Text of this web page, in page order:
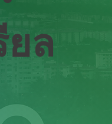
ยล